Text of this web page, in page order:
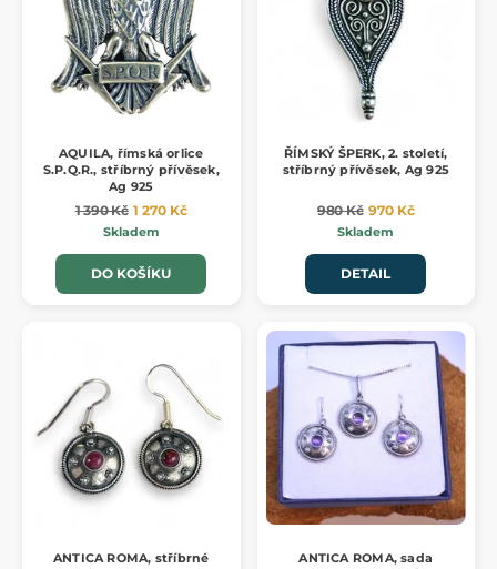
AQUILA, římská orlice
S.P.Q.R., stříbrný přívěsek,
Ag 925
1 390 Kč 1 270 Kč
Skladem
DO KOŠÍKU
ŘÍMSKÝ ŠPERK, 2. století,
stříbrný přívěsek, Ag 925
980 Kč 970 Kč
Skladem
DETAIL
ANTICA ROMA, stříbrné
ANTICA ROMA, sada